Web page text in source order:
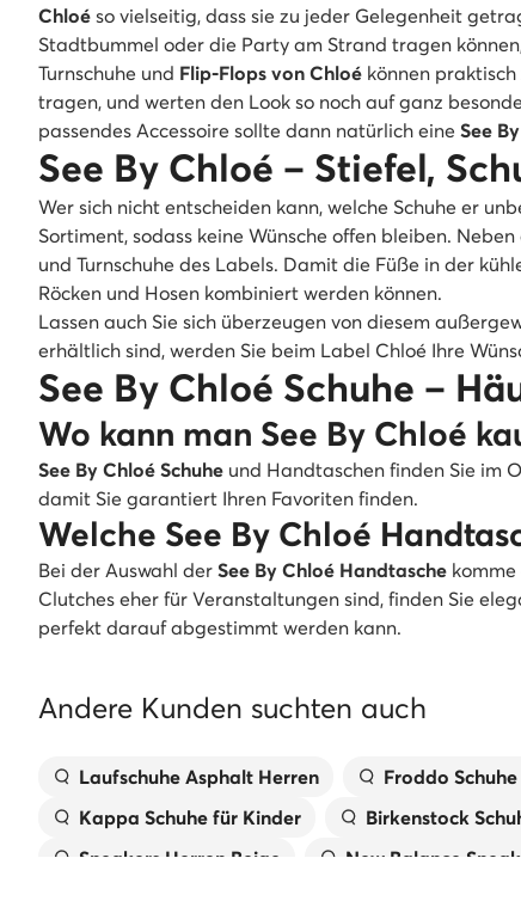
Chloé so vielseitig, dass sie zu jeder Gelegenheit
Stadtbummel oder die Party am Strand tragen
Turnschuhe und Flip-Flops von Chloé können
tragen, und werten den Look so noch auf ganz
passendes Accessoire sollte dann natürlich eine See
See By Chloé – Stiefel,
Wer sich nicht entscheiden kann, welche Schuhe er
Sortiment, sodass keine Wünsche offen bleiben.
und Turnschuhe des Labels. Damit die Füße in der
Röcken und Hosen kombiniert werden können.
Lassen auch Sie sich überzeugen von diesem
erhältlich sind, werden Sie beim Label Chloé Ihre
See By Chloé Schuhe –
Wo kann man See By Chloé
See By Chloé Schuhe und Handtaschen finden Sie im
damit Sie garantiert Ihren Favoriten finden.
Welche See By Chloé
Bei der Auswahl der See By Chloé Handtasche
Clutches eher für Veranstaltungen sind, finden Sie
perfekt darauf abgestimmt werden kann.
Andere Kunden suchten auch
Laufschuhe Asphalt Herren Froddo
Kappa Schuhe für Kinder
Birkenstock
Sneakers Herren Beige
New Balance